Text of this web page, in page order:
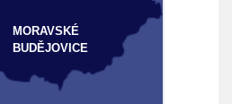
MORAVSKÉ
BUDĚJOVICE